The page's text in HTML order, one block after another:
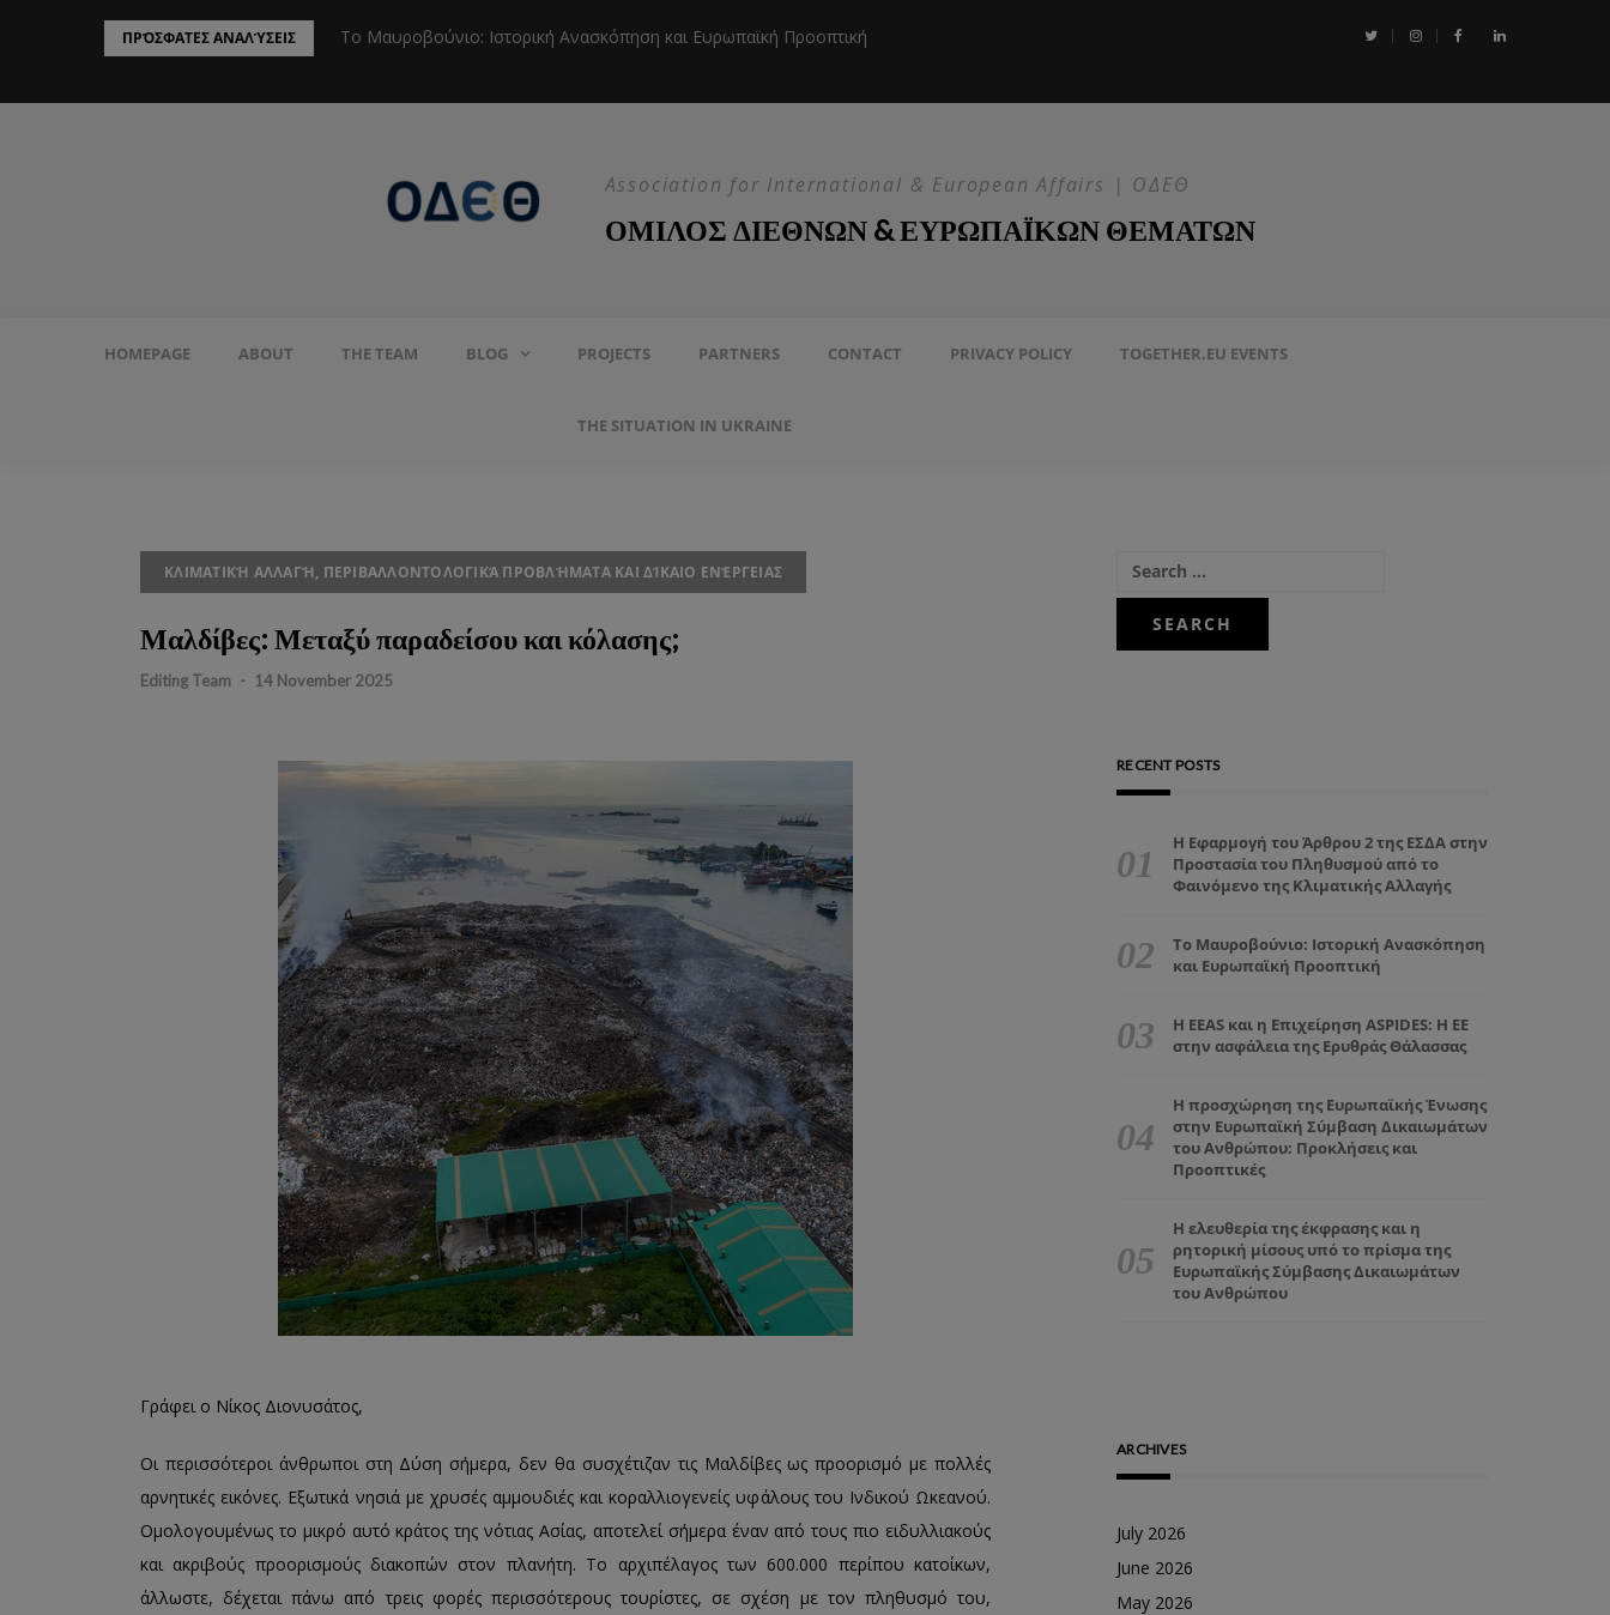
ΠΡΌΣΦΑΤΕΣ ΑΝΑΛΎΣΕΙΣ
Προστασία του Πληθυσμού από το Το Μαυροβούνιο: Ιστορική Ανασκόπηση και Ευρωπαϊκή Προοπτική Η EEAS και η Επιχείρηση ASPIDES: Η ΕΕ στην ασφάλεια της Ερυθράς
Association for International & European Affairs | ΟΔΕΘ
ΟΜΙΛΟΣ ΔΙΕΘΝΩΝ & ΕΥΡΩΠΑΪΚΩΝ ΘΕΜΑΤΩΝ
HOMEPAGE ABOUT THE TEAM BLOG PROJECTS PARTNERS CONTACT PRIVACY POLICY TOGETHER.EU EVENTS
THE SITUATION IN UKRAINE
ΚΛΙΜΑΤΙΚΉ ΑΛΛΑΓΉ, ΠΕΡΙΒΑΛΛΟΝΤΟΛΟΓΙΚΆ ΠΡΟΒΛΉΜΑΤΑ ΚΑΙ ΔΊΚΑΙΟ ΕΝΈΡΓΕΙΑΣ
Μαλδίβες: Μεταξύ παραδείσου και κόλασης;
Editing Team - 14 November 2025
Γράφει ο Νίκος Διονυσάτος,
Οι περισσότεροι άνθρωποι στη Δύση σήμερα, δεν θα συσχέτιζαν τις Μαλδίβες ως προορισμό με πολλές
αρνητικές εικόνες. Εξωτικά νησιά με χρυσές αμμουδιές και κοραλλιογενείς υφάλους του Ινδικού Ωκεανού.
Ομολογουμένως το μικρό αυτό κράτος της νότιας Ασίας, αποτελεί σήμερα έναν από τους πιο ειδυλλιακούς
και ακριβούς προορισμούς διακοπών στον πλανήτη. Το αρχιπέλαγος των 600.000 περίπου κατοίκων,
άλλωστε, δέχεται πάνω από τρεις φορές περισσότερους τουρίστες, σε σχέση με τον πληθυσμό του,
RECENT POSTS
Η Εφαρμογή του Άρθρου 2 της ΕΣΔΑ στην
Προστασία του Πληθυσμού από το
Φαινόμενο της Κλιματικής Αλλαγής
Το Μαυροβούνιο: Ιστορική Ανασκόπηση
και Ευρωπαϊκή Προοπτική
Η EEAS και η Επιχείρηση ASPIDES: Η ΕΕ
στην ασφάλεια της Ερυθράς Θάλασσας
Η προσχώρηση της Ευρωπαϊκής Ένωσης
στην Ευρωπαϊκή Σύμβαση Δικαιωμάτων
του Ανθρώπου: Προκλήσεις και
Προοπτικές
Η ελευθερία της έκφρασης και η
ρητορική μίσους υπό το πρίσμα της
Ευρωπαϊκής Σύμβασης Δικαιωμάτων
του Ανθρώπου
ARCHIVES
July 2026
June 2026
May 2026